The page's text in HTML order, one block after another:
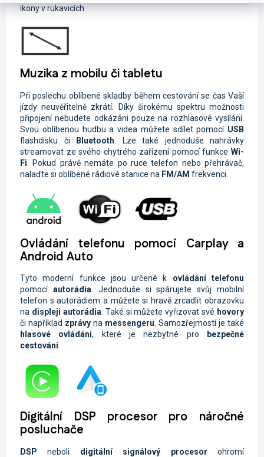
ikony v rukavicích.
Muzika z mobilu či tabletu
Při poslechu oblíbené skladby během cestování se čas Vaší
jízdy neuvěřitelně zkrátí. Díky širokému spektru možnosti
připojení nebudete odkázáni pouze na rozhlasové vysílání.
Svou oblíbenou hudbu a videa můžete sdílet pomocí USB
flashdisku či
Bluetooth . Lze také jednoduše nahrávky
streamovat ze svého chytrého zařízení pomocí funkce Wi-
Fi . Pokud právě nemáte po ruce telefon nebo přehrávač,
nalaďte si oblíbené rádiové stanice na FM/AM frekvenci.
Ovládání telefonu pomocí Carplay a
Android Auto
Tyto moderní funkce jsou určené k ovládání telefonu
pomocíautorádia . Jednoduše si spárujete svůj mobilní
telefon s autorádiem a můžete si hravě zrcadlit obrazovku
na displeji autorádia . Také si můžete vyřizovat své hovory
či například zprávy na messengeru . Samozřejmostí je také
hlasové ovládání, které je nezbytné pro
bezpečné
cestování.
Digitální DSP procesor pro náročné
posluchače
DSP neboli digitální signálový procesorohromí